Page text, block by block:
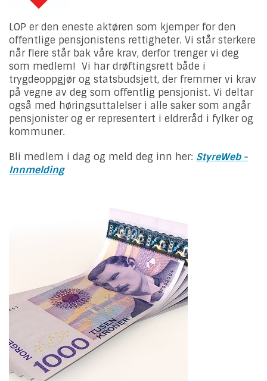
LOP er den eneste aktøren som kjemper for den
offentlige pensjonistens rettigheter. Vi står sterkere
når flere står bak våre krav, derfor trenger vi deg
som medlem! Vi har drøftingsrett både i
trygdeoppgjør og statsbudsjett, der fremmer vi krav
på vegne av deg som offentlig pensjonist. Vi deltar
også med høringsuttalelser i alle saker som angår
pensjonister og er representert i eldreråd i fylker og
kommuner.
Bli medlem i dag og meld deg inn her: StyreWeb -
Innmelding